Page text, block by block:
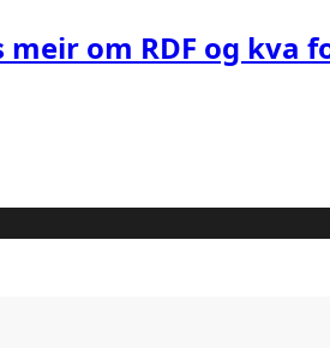
meir om RDF og